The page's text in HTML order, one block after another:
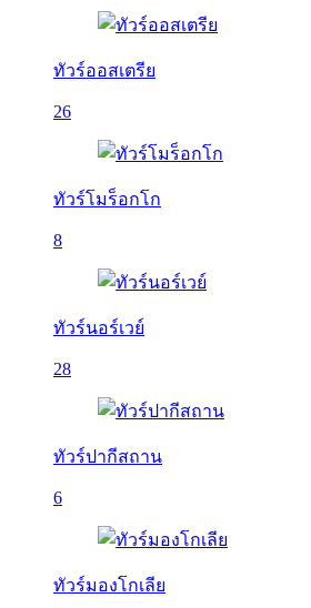
ทัวร์ออสเตรีย
26
ทัวร์โมร็อกโก
8
ทัวร์นอร์เวย์
28
ทัวร์ปากีสถาน
6
ทัวร์มองโกเลีย